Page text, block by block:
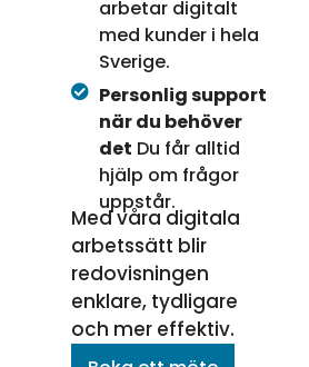
arbetar digitalt
med kunder i hela
Sverige.
Personlig support
när du behöver
det Du får alltid
hjälp om frågor
uppstår.
Med våra digitala
arbetssätt blir
redovisningen
enklare, tydligare
och mer effektiv.